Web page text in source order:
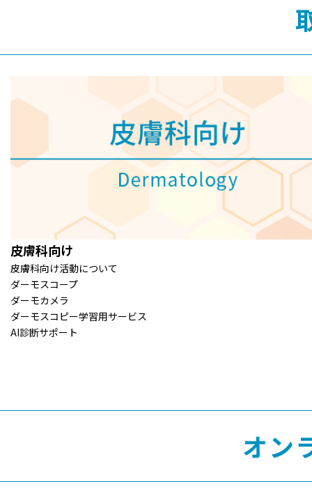
皮膚科向け
皮膚科向け活動について
ダーモスコープ
ダーモカメラ
ダーモスコピー学習用サービス
AI診断サポート
オン